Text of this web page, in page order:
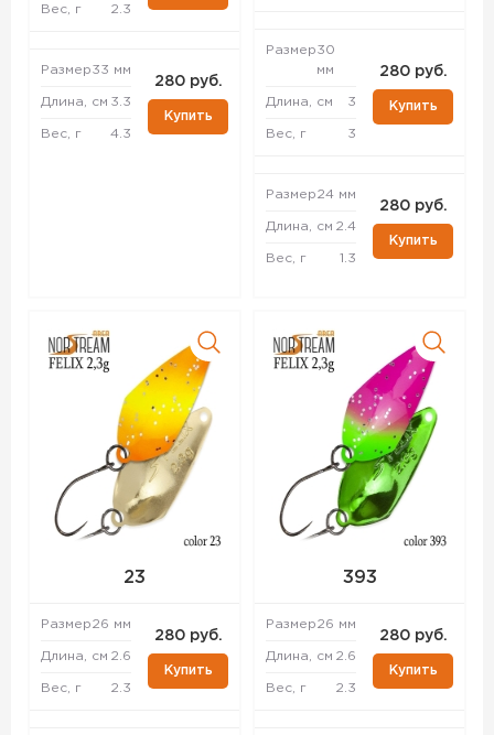
Вес, г 2.3
Размер33 мм
Длина, см 3.3
Вес, г 4.3
280 руб.
Купить
Размер30
мм
Длина, см 3
Вес, г 3
280 руб.
Купить
Размер24 мм
Длина, см 2.4
Вес, г 1.3
280 руб.
Купить
23
Размер26 мм
Длина, см 2.6
Вес, г 2.3
280 руб.
Купить
393
Размер26 мм
Длина, см 2.6
Вес, г 2.3
280 руб.
Купить